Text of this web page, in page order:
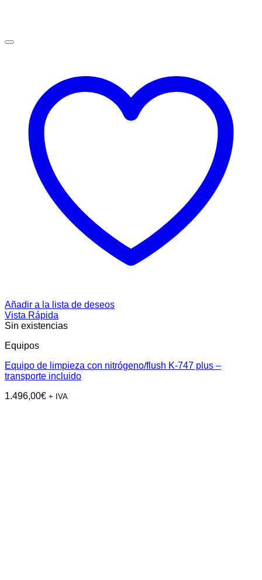
Añadir a la lista de deseos
Vista Rápida
Sin existencias
Equipos
Equipo de limpieza con nitrógeno/flush K-747 plus –
transporte incluido
1.496,00€ + IVA